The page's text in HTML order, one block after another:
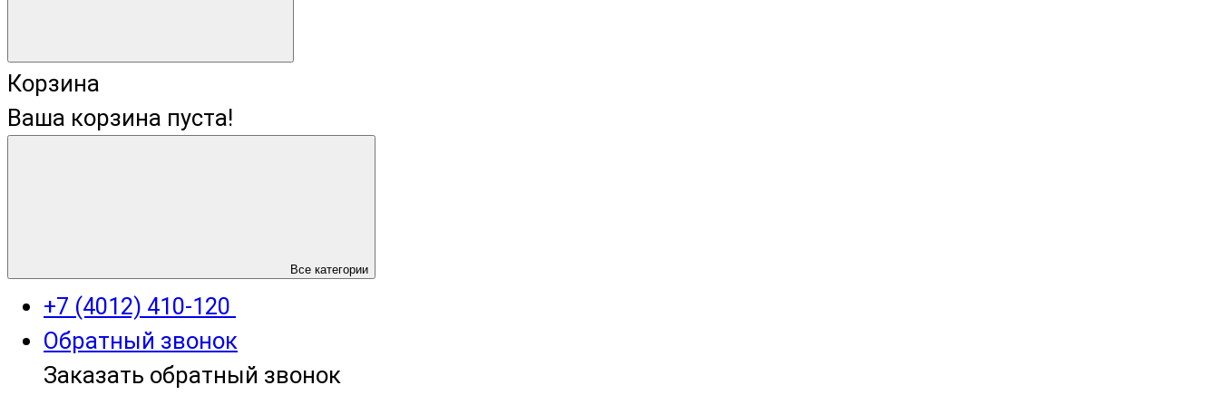
+7 (4012) 410-120
Обратный звонок
Заказать обратный звонок
Корзина
Ваша корзина пуста!
Все категории